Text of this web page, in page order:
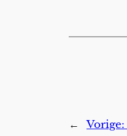
← Vorige: